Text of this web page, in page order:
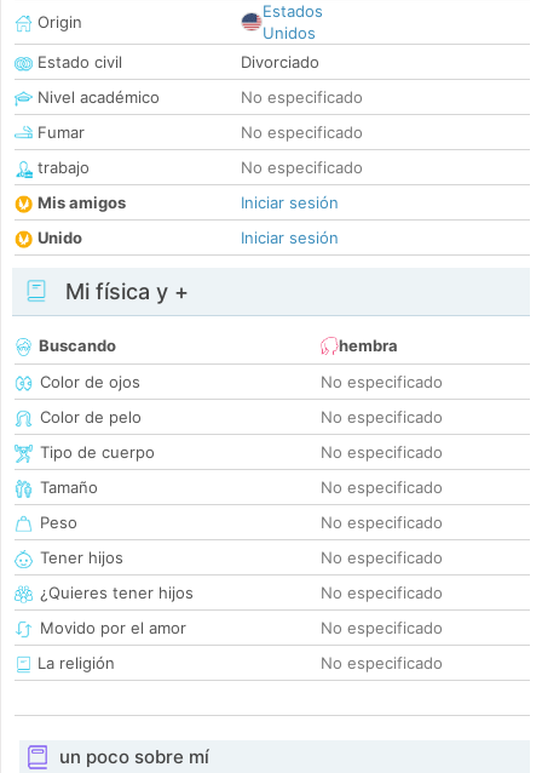
Origin
Estados
Unidos
Estado civil
Divorciado
Nivel académico
No especificado
Fumar
No especificado
trabajo
No especificado
Mis amigos
Iniciar sesión
Unido
Iniciar sesión
Mi física y +
Buscando
hembra
Color de ojos
No especificado
Color de pelo
No especificado
Tipo de cuerpo
No especificado
Tamaño
No especificado
Peso
No especificado
Tener hijos
No especificado
¿Quieres tener hijos
No especificado
Movido por el amor
No especificado
La religión
No especificado
un poco sobre mí